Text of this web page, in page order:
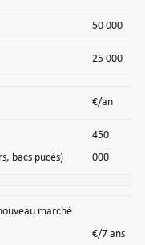
50 000
25 000
€/an
bacs pucés)
450
000
marché
€/7 ans